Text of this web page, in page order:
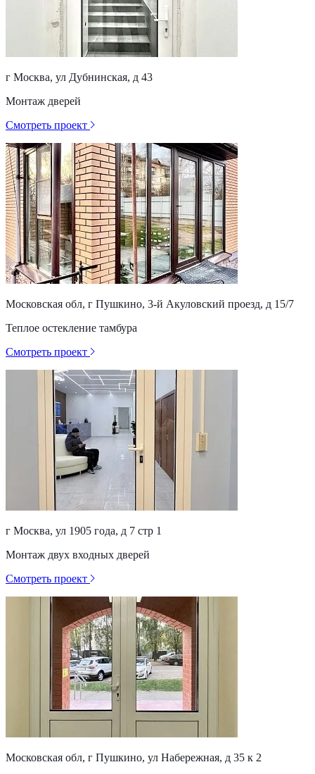
г Москва, ул Дубнинская, д 43
Монтаж дверей
Смотреть проект
Московская обл, г Пушкино, 3-й Акуловский проезд, д 15/7
Теплое остекление тамбура
Смотреть проект
г Москва, ул 1905 года, д 7 стр 1
Монтаж двух входных дверей
Смотреть проект
Московская обл, г Пушкино, ул Набережная, д 35 к 2